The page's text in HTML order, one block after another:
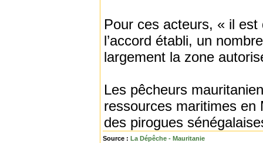
Pour ces acteurs, « il
l’accord établi, un
largement la zone
Les pêcheurs
ressources maritimes en
des pirogues
Source : La Dépêche - Mauritanie